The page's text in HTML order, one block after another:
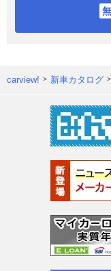
carview! 新車カタログ